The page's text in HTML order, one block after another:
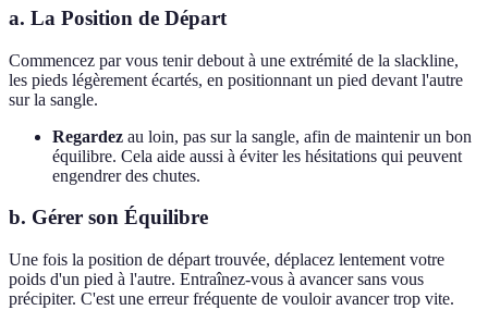
a. La Position de Départ
Commencez par vous tenir debout à une extrémité de la slackline,
les pieds légèrement écartés, en positionnant un pied devant l'autre
sur la sangle.
Regardez au loin, pas sur la sangle, afin de maintenir un bon
équilibre. Cela aide aussi à éviter les hésitations qui peuvent
engendrer des chutes.
b. Gérer son Équilibre
Une fois la position de départ trouvée, déplacez lentement votre
poids d'un pied à l'autre. Entraînez-vous à avancer sans vous
précipiter. C'est une erreur fréquente de vouloir avancer trop vite.